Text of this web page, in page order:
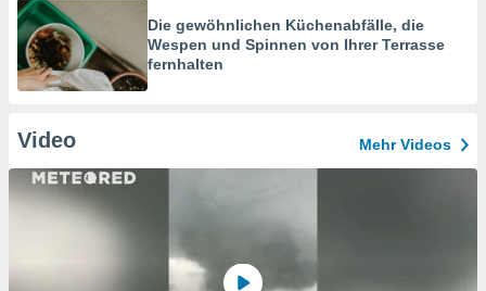
Die gewöhnlichen Küchenabfälle, die
Wespen und Spinnen von Ihrer Terrasse
fernhalten
Video Mehr Videos